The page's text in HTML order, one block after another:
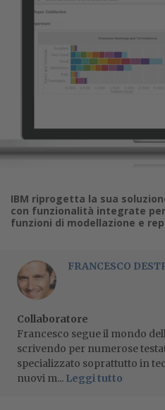
IBM riprogetta la sua
con funzionalità integrate per
funzioni di modellazione e
FRANCESCO
Collaboratore
Francesco segue il mondo
scrivendo per numerose
specializzato soprattutto in
nuovi m... Leggi tutto